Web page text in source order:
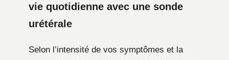
vie quotidienne avec une sonde
urétérale
Selon l’intensité de vos symptômes et la